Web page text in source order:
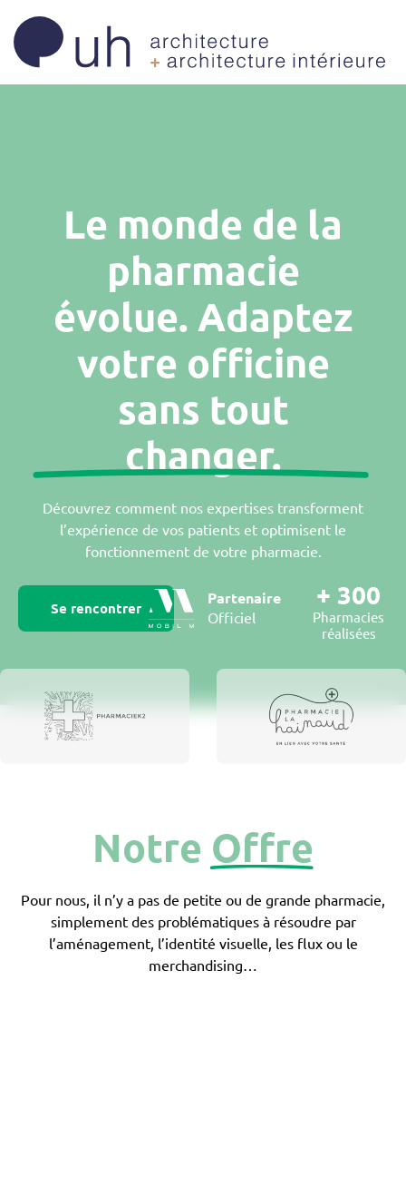
Le monde de la
pharmacie
évolue. Adaptez
votre officine
sans tout
changer.
Découvrez comment nos expertises transforment
l’expérience de vos patients et optimisent le
fonctionnement de votre pharmacie.
Se rencontrer
Partenaire
Officiel
+ 300
Pharmacies
réalisées
Notre Offre
Pour nous, il n’y a pas de petite ou de grande pharmacie,
simplement des problématiques à résoudre par
l’aménagement, l’identité visuelle, les flux ou le
merchandising…